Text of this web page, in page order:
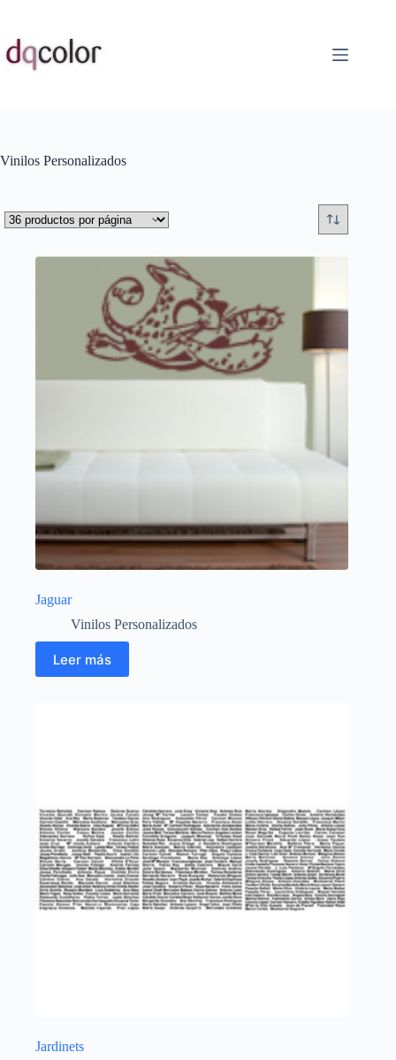
contenido
Vinilos Personalizados
Jaguar
Vinilos Personalizados
Leer más
Jardinets